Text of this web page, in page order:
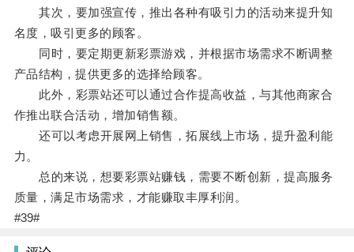
其次，要加强宣传，推出各种有吸引力的活动来提升知
名度，吸引更多的顾客。
同时，要定期更新彩票游戏，并根据市场需求不断调整
产品结构，提供更多的选择给顾客。
此外，彩票站还可以通过合作提高收益，与其他商家合
作推出联合活动，增加销售额。
还可以考虑开展网上销售，拓展线上市场，提升盈利能
力。
总的来说，想要彩票站赚钱，需要不断创新，提高服务
质量，满足市场需求，才能赚取丰厚利润。
#39#